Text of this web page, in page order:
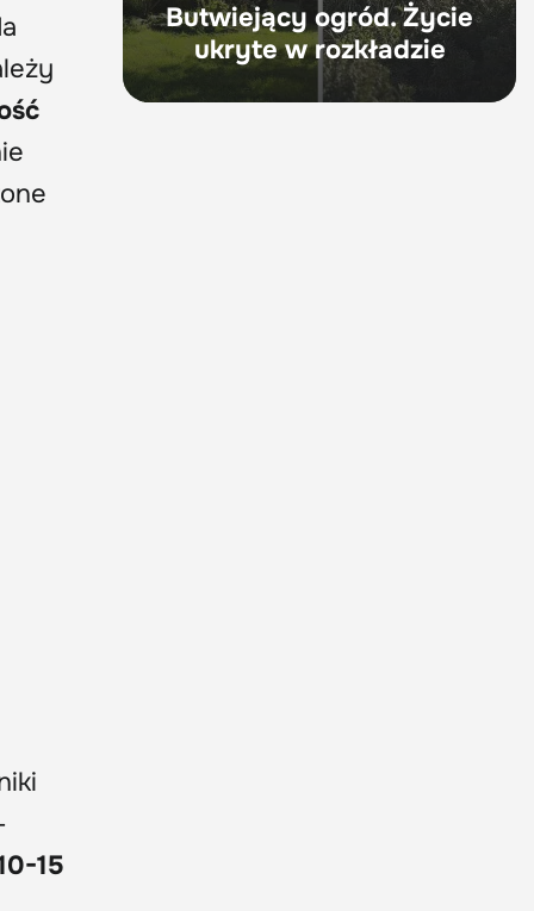
15
Butwiejący ogród. Życie
ukryte w rozkładzie